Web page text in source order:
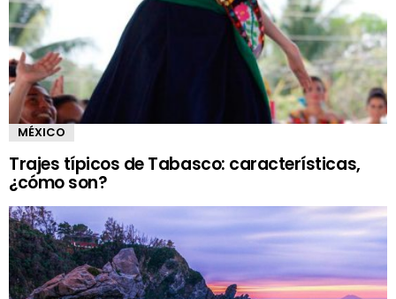
MÉXICO
Trajes típicos de Tabasco: características,
¿cómo son?